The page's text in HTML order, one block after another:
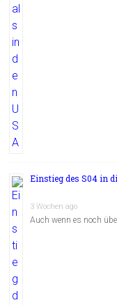
Einstieg des S04 in
3 Wochen ago
Auch wenn es noch